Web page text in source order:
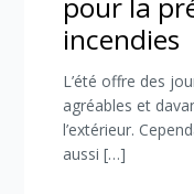
pour la
incendies
L’été offre des
agréables et
l’extérieur.
aussi […]